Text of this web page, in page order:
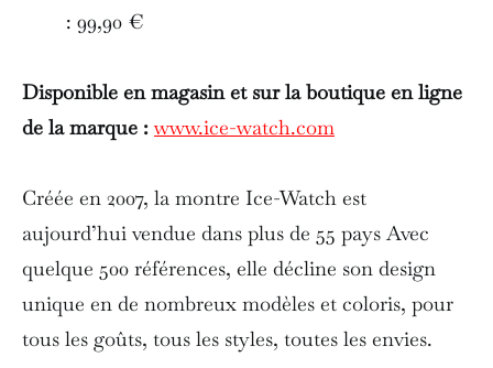
: 99,90 €
Disponible en magasin et sur la boutique en ligne
de la marque : www.ice-watch.com
Créée en 2007, la montre Ice-Watch est
aujourd’hui vendue dans plus de 55 pays Avec
quelque 500 références, elle décline son design
unique en de nombreux modèles et coloris, pour
tous les goûts, tous les styles, toutes les envies.